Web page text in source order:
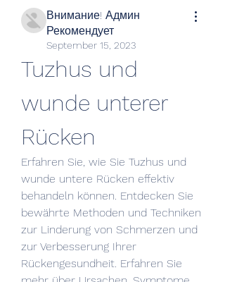
Внимание! Админ
Рекомендует
September 15, 2023
Tuzhus und
wunde unterer
Rücken
Erfahren Sie, wie Sie Tuzhus und
wunde untere Rücken effektiv
behandeln können. Entdecken Sie
bewährte Methoden und Techniken
zur Linderung von Schmerzen und
zur Verbesserung Ihrer
Rückengesundheit. Erfahren Sie